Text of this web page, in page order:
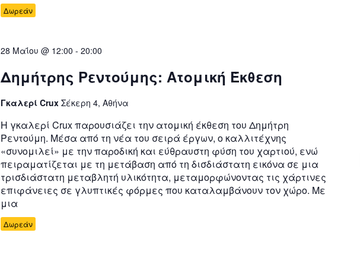
Δωρεάν
28 Μαΐου @ 12:00 -20:00
Δημήτρης Ρεντούμης: Ατομική Έκθεση
Γκαλερί CruxΣέκερη 4, Αθήνα
Η γκαλερί Crux παρουσιάζει την ατομική έκθεση του Δημήτρη
Ρεντούμη. Μέσα από τη νέα του σειρά έργων, ο καλλιτέχνης
«συνομιλεί» με την παροδική και εύθραυστη φύση του χαρτιού, ενώ
πειραματίζεται με τη μετάβαση από τη δισδιάστατη εικόνα σε μια
τρισδιάστατη μεταβλητή υλικότητα, μεταμορφώνοντας τις χάρτινες
επιφάνειες σε γλυπτικές φόρμες που καταλαμβάνουν τον χώρο. Με
μια
Δωρεάν